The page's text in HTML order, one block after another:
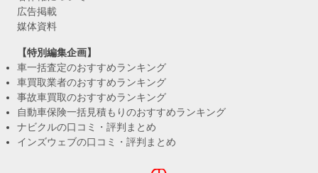
広告掲載
媒体資料
【特別編集企画】
車一括査定のおすすめランキング
車買取業者のおすすめランキング
事故車買取のおすすめランキング
自動車保険一括見積もりのおすすめランキング
ナビクルの口コミ・評判まとめ
インズウェブの口コミ・評判まとめ